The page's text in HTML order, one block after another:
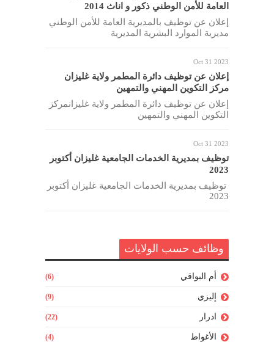
العامة للأمن الوطني ذكور و اناث 2014
إعلان عن توظيف بالمديرية العامة للأمن الوطني
مديرية الموارد البشرية المديرية
Oct 31 2023
إعلان عن توظيف دائرة المطمر ولاية غليزان
مركز التكوين المهني والتمهين
إعلان عن توظيف دائرة المطمر ولاية غليزانمركز
التكوين المهني والتمهين
Oct 31 2023
توظيف بمديرية الخدمات الجامعية غليزان أكتوبر
2023
توظيف بمديرية الخدمات الجامعية غليزان أكتوبر
2023
وظائف حسب الولايات
أم البواقي (6)
إليزي (9)
ادرار (22)
الأغواط (4)